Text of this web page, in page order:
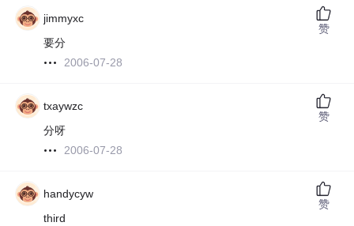
jimmyxc
要分
2006-07-28
赞
txaywzc
分呀
2006-07-28
赞
handycyw
third
赞